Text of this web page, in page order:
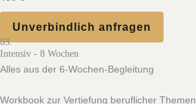
Unverbindlich anfragen
03.
Intensiv - 8 Wochen
Alles aus der 6‑Wochen‑Begleitung
Workbook zur Vertiefung beruflicher Themen